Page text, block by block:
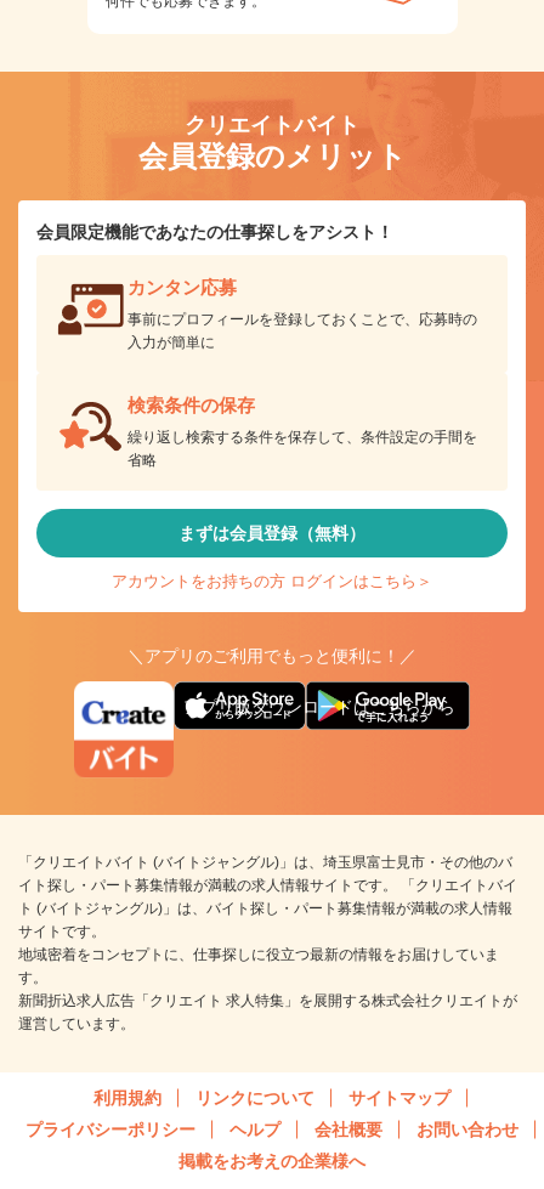
クリエイトバイト
会員登録のメリット
会員限定機能であなたの仕事探しをアシスト！
カンタン応募
事前にプロフィールを登録しておくことで、応募時の
入力が簡単に
検索条件の保存
繰り返し検索する条件を保存して、条件設定の手間を
省略
まずは会員登録（無料）
アカウントをお持ちの方 ログインはこちら＞
＼アプリのご利用でもっと便利に！／
アプリ版ダウンロードはこちらから
「クリエイトバイト (バイトジャングル)」は、埼玉県富士見市・その他のバ
イト探し・パート募集情報が満載の求人情報サイトです。 「クリエイトバイ
ト (バイトジャングル)」は、バイト探し・パート募集情報が満載の求人情報
サイトです。
地域密着をコンセプトに、仕事探しに役立つ最新の情報をお届けしていま
す。
新聞折込求人広告「クリエイト 求人特集」を展開する株式会社クリエイトが
運営しています。
利用規約 リンクについて
サイトマップ
プライバシーポリシー
ヘルプ 会社概要
お問い合わせ
掲載をお考えの企業様へ